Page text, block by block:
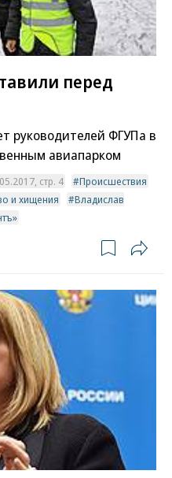
перед
руководителей ФГУПа в
авиапарком
стр. 4
Происшествия
и хищения
Владислав